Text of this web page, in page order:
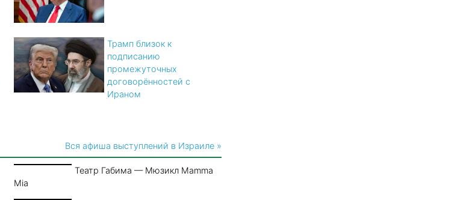
Трамп близок к
подписанию
промежуточных
договорённостей с
Ираном
Вся афиша выступлений в Израиле »
Театр Габима — Мюзикл Mamma
Mia